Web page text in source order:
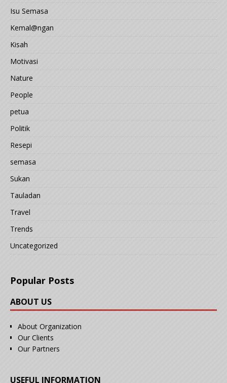
Isu Semasa
Kemal@ngan
Kisah
Motivasi
Nature
People
petua
Politik
Resepi
semasa
Sukan
Tauladan
Travel
Trends
Uncategorized
Popular Posts
ABOUT US
About Organization
Our Clients
Our Partners
USEFUL INFORMATION